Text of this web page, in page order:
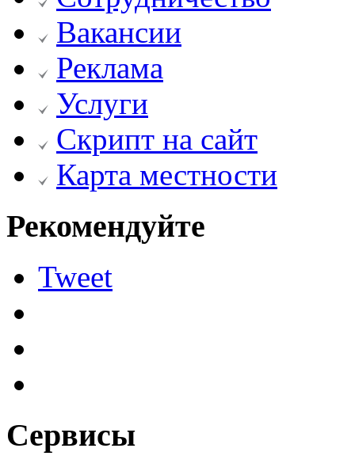
Вакансии
Реклама
Услуги
Скрипт на сайт
Карта местности
Рекомендуйте
Tweet
Сервисы